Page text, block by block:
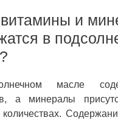
и
в
масле
а минералы